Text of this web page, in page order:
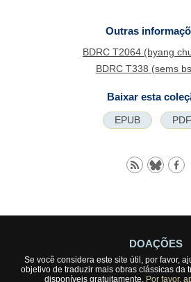
Outras
BDRC T2064 (byang
BDRC T338 (sems
Baixar esta
EPUB PDF
DOAÇÕES
Se você considera este site útil, por favor,
objetivo de traduzir mais obras clássicas da
disponíveis gratuitamente. Por favor,